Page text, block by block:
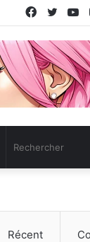
Facebook
Article
Récent